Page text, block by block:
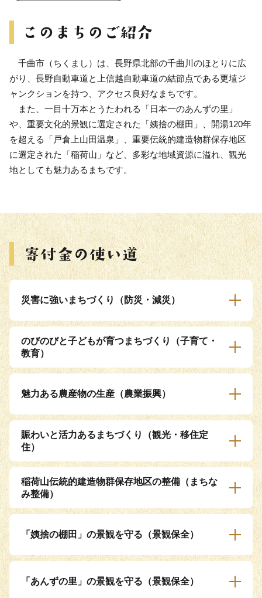
千曲市（ちくまし）は、長野県北部の千曲川のほとりに広
がり、長野自動車道と上信越自動車道の結節点である更埴ジ
ャンクションを持つ、アクセス良好なまちです。
また、一目十万本とうたわれる「日本一のあんずの里」
や、重要文化的景観に選定された「姨捨の棚田」、開湯120年
を超える「戸倉上山田温泉」、重要伝統的建造物群保存地区
に選定された「稲荷山」など、多彩な地域資源に溢れ、観光
地としても魅力あるまちです。
災害に強いまちづくり（防災・減災）
のびのびと子どもが育つまちづくり（子育て・
教育）
魅力ある農産物の生産（農業振興）
賑わいと活力あるまちづくり（観光・移住定
住）
稲荷山伝統的建造物群保存地区の整備（まちな
み整備）
「姨捨の棚田」の景観を守る（景観保全）
「あんずの里」の景観を守る（景観保全）